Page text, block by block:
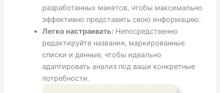
разработанных макетов, чтобы максимально
эффективно представить свою информацию.
Легко настраивать: Непосредственно
редактируйте названия, маркированные
списки и данные, чтобы идеально
адаптировать анализ под ваши конкретные
потребности.